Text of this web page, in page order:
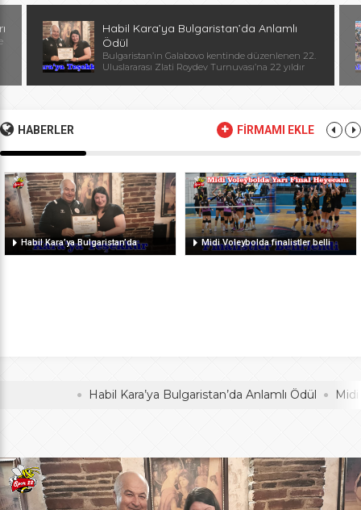
Habil Kara’ya Bulgaristan’da Anlamlı
Ödül
Bulgaristan’ın Galabovo kentinde düzenlenen 22.
Uluslararası Zlati Roydev Turnuvası’na 22 yıldır
Federasyonu Başkanı, Avrupa ve Dünya
Şampiyonu, olimpiyat ikincisi Stanka Zlateva
HABERLER FİRMAMI EKLE
Habil Kara’ya Bulgaristan’da Midi Voleybolda finalistler belli
Habil Kara’ya Bulgaristan’da Anlamlı Ödül Midi